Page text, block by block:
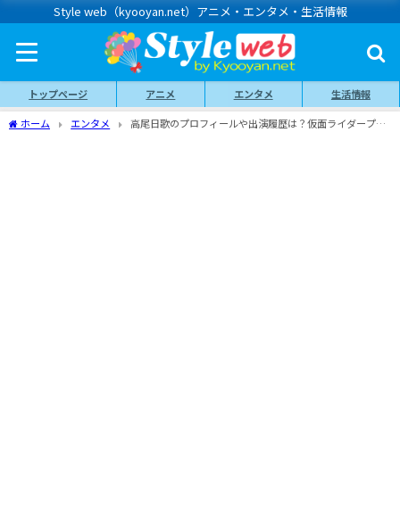
Style web（kyooyan.net）アニメ・エンタメ・生活情報
トップページ アニメ エンタメ 生活情報
ホーム エンタメ
高尾日歌のプロフィールや出演履歴は？仮面ライダープリ